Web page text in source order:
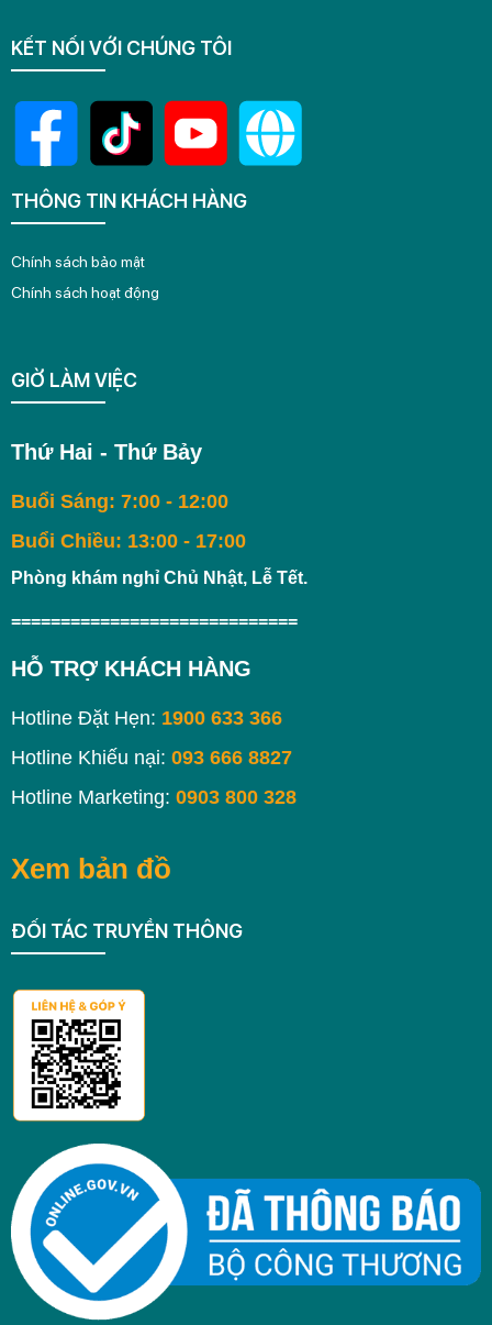
KẾT NỐI VỚI CHÚNG TÔI
THÔNG TIN KHÁCH HÀNG
Chính sách bảo mật
Chính sách hoạt động
GIỜ LÀM VIỆC
Thứ Hai - Thứ Bảy
Buổi Sáng: 7:00 - 12:00
Buổi Chiều: 13:00 - 17:00
Phòng khám nghỉ Chủ Nhật, Lễ Tết.
=============================
HỖ TRỢ KHÁCH HÀNG
Hotline Đặt Hẹn: 1900 633 366
Hotline Khiếu nại: 093 666 8827
Hotline Marketing: 0903 800 328
Xem bản đồ
ĐỐI TÁC TRUYỀN THÔNG